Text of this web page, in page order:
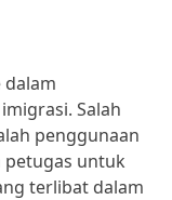
dalam
Salah
penggunaan
petugas untuk
terlibat dalam